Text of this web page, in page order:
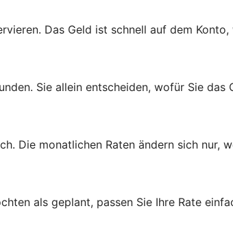
Das Geld ist schnell auf dem Konto,
Sie allein entscheiden, wofür Sie das
Die monatlichen Raten ändern sich nur,
als geplant, passen Sie Ihre Rate